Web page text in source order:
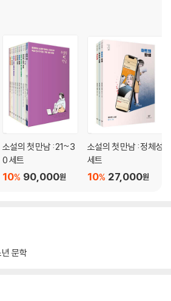
소설의 첫 만남 : 21~3
0 세트
90,000원
10%
소설의 첫 만남 : 정체성
세트
27,000원
10%
문학